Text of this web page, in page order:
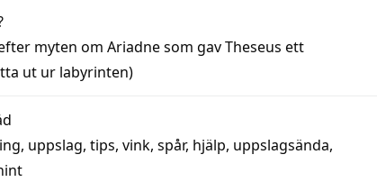
myten om Ariadne som gav Theseus ett
ut ur labyrinten)
, uppslag, tips, vink, spår, hjälp, uppslagsända,